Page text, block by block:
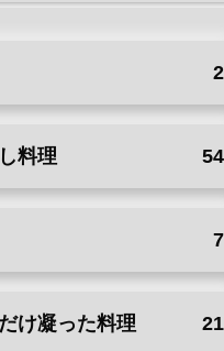
2
料理 54
7
け凝った料理 21